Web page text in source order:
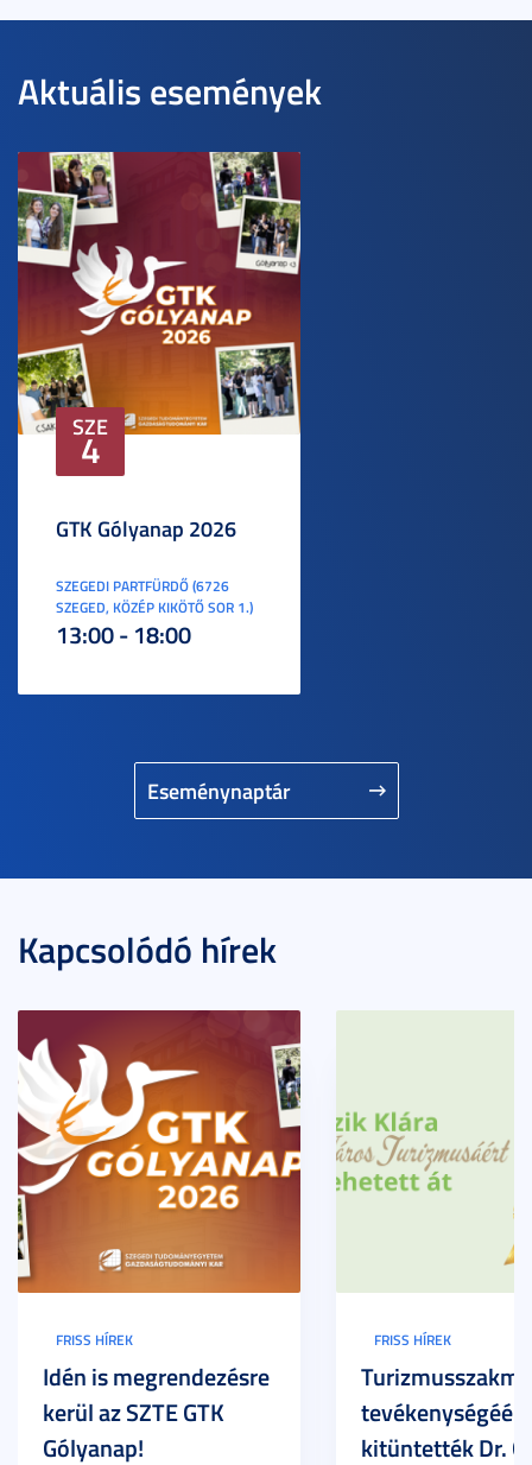
Aktuális események
Eseménynaptár
SZE
4
GTK Gólyanap 2026
SZEGEDI PARTFÜRDŐ (6726
SZEGED, KÖZÉP KIKÖTŐ SOR 1.)
13:00 - 18:00
Kapcsolódó hírek
FRISS HÍREK
Idén is megrendezésre
kerül az SZTE GTK
Gólyanap!
FRISS HÍREK
tevékenységéért
kitüntették Dr.